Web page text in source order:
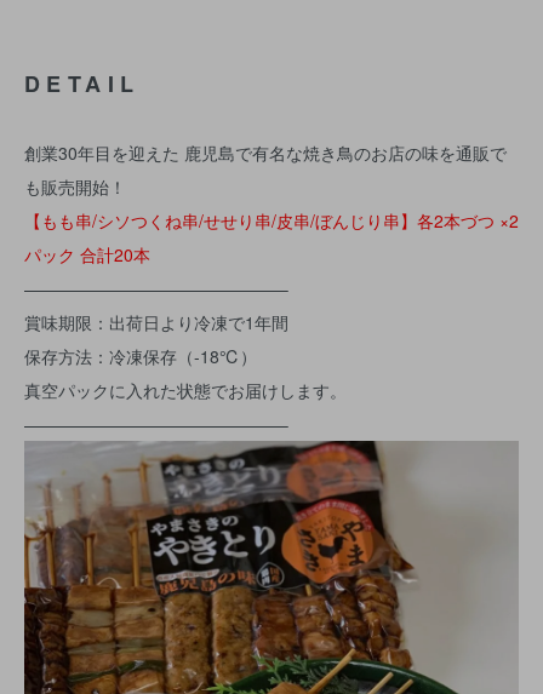
DETAIL
創業30年目を迎えた 鹿児島で有名な焼き鳥のお店の味を通販で
も販売開始！
【もも串/シソつくね串/せせり串/皮串/ぼんじり串】各2本づつ ×2
パック 合計20本
———————————————–
賞味期限：出荷日より冷凍で1年間
保存方法：冷凍保存（-18℃）
真空パックに入れた状態でお届けします。
———————————————–